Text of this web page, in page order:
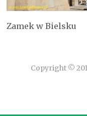
Zamek w Bielsku
Copyright ©